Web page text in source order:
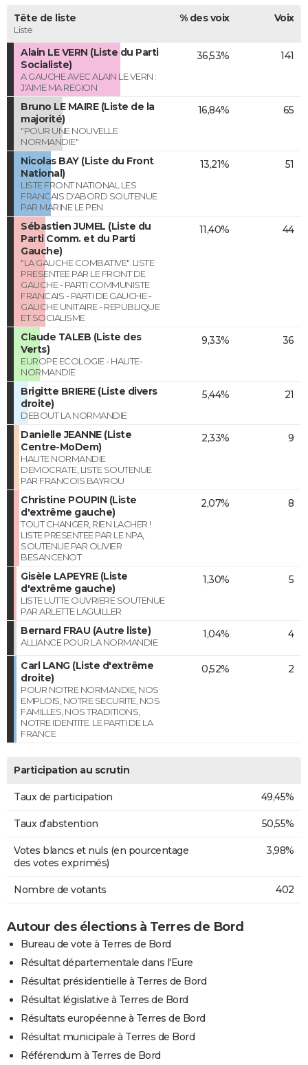
Tête de liste
Liste
% des voix Voix
Alain LE VERN (Liste du Parti
Socialiste)
A GAUCHE AVEC ALAIN LE VERN :
J'AIME MA REGION
36,53% 141
Bruno LE MAIRE (Liste de la
majorité)
"POUR UNE NOUVELLE
NORMANDIE"
16,84% 65
Nicolas BAY (Liste du Front
National)
LISTE FRONT NATIONAL LES
FRANCAIS D'ABORD SOUTENUE
PAR MARINE LE PEN
13,21% 51
Sébastien JUMEL (Liste du
Parti Comm. et du Parti
Gauche)
"LA GAUCHE COMBATIVE". LISTE
PRESENTEE PAR LE FRONT DE
GAUCHE - PARTI COMMUNISTE
FRANCAIS - PARTI DE GAUCHE -
GAUCHE UNITAIRE - REPUBLIQUE
ET SOCIALISME
11,40% 44
Claude TALEB (Liste des
Verts)
EUROPE ECOLOGIE - HAUTE-
NORMANDIE
9,33% 36
Brigitte BRIERE (Liste divers
droite)
DEBOUT LA NORMANDIE
5,44% 21
Danielle JEANNE (Liste
Centre-MoDem)
HAUTE NORMANDIE
DEMOCRATE, LISTE SOUTENUE
PAR FRANCOIS BAYROU
2,33% 9
Christine POUPIN (Liste
d'extrême gauche)
TOUT CHANGER, RIEN LACHER !
LISTE PRESENTEE PAR LE NPA,
SOUTENUE PAR OLIVIER
BESANCENOT
2,07% 8
Gisèle LAPEYRE (Liste
d'extrême gauche)
LISTE LUTTE OUVRIERE SOUTENUE
PAR ARLETTE LAGUILLER
1,30% 5
Bernard FRAU (Autre liste)
ALLIANCE POUR LA NORMANDIE
1,04% 4
Carl LANG (Liste d'extrême
droite)
POUR NOTRE NORMANDIE, NOS
EMPLOIS, NOTRE SECURITE, NOS
FAMILLES, NOS TRADITIONS,
NOTRE IDENTITE. LE PARTI DE LA
FRANCE
0,52% 2
Participation au scrutin
Taux de participation 49,45%
Taux d'abstention 50,55%
Votes blancs et nuls (en pourcentage
des votes exprimés)
3,98%
Nombre de votants 402
Autour des élections à Terres de Bord
Bureau de vote à Terres de Bord
Résultat départementale dans l'Eure
Résultat présidentielle à Terres de Bord
Résultat législative à Terres de Bord
Résultats européenne à Terres de Bord
Résultat municipale à Terres de Bord
Référendum à Terres de Bord